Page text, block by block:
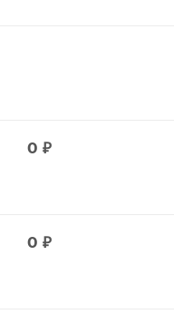
0 ₽
0 ₽